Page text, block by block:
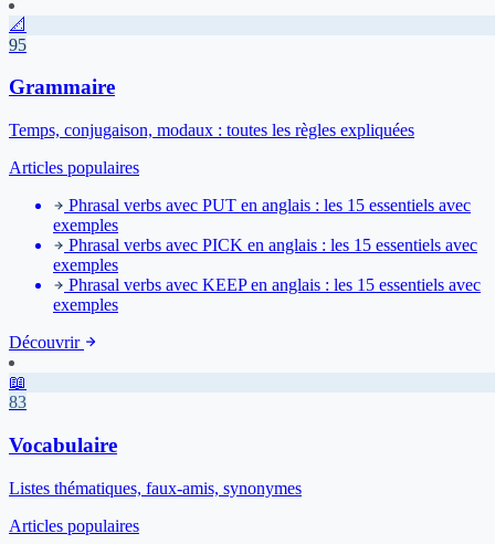
📐
95
Grammaire
Temps, conjugaison, modaux : toutes les règles expliquées
Articles populaires
Phrasal verbs avec PUT en anglais : les 15 essentiels avec
exemples
Phrasal verbs avec PICK en anglais : les 15 essentiels avec
exemples
Phrasal verbs avec KEEP en anglais : les 15 essentiels avec
exemples
Découvrir
📖
83
Vocabulaire
Listes thématiques, faux-amis, synonymes
Articles populaires